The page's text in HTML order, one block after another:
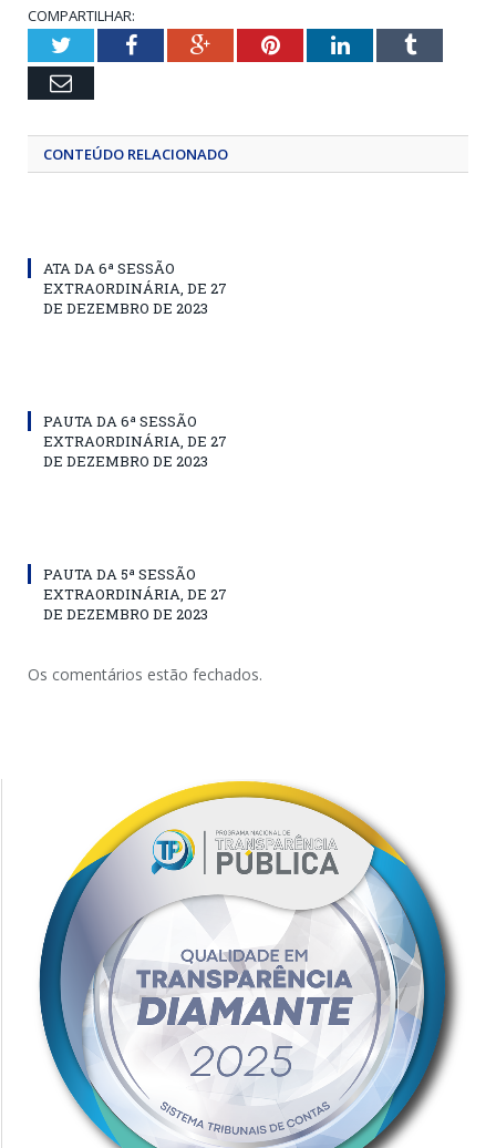
COMPARTILHAR:
TwitterFacebookGoogle+PinterestLinkedInTumblr
Email
CONTEÚDO RELACIONADO
ATA DA 6ª SESSÃO
EXTRAORDINÁRIA, DE 27
DE DEZEMBRO DE 2023
PAUTA DA 6ª SESSÃO
EXTRAORDINÁRIA, DE 27
DE DEZEMBRO DE 2023
PAUTA DA 5ª SESSÃO
EXTRAORDINÁRIA, DE 27
DE DEZEMBRO DE 2023
Os comentários estão fechados.